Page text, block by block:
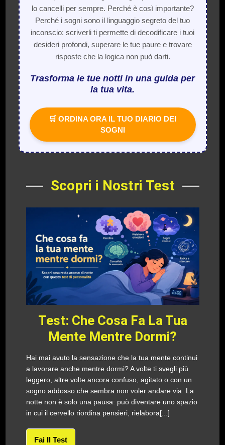
lo cancelli per sempre. Perché è così importante?
Perché i sogni sono il linguaggio segreto del tuo
inconscio: scriverli ti permette di decodificare i tuoi
desideri profondi, superare le tue paure e trovare
risposte che la logica non può darti.
Trasforma le tue notti in una guida per
la tua vita.
🛒 ORDINA ORA IL TUO DIARIO DEI
SOGNI
Scopri i Nostri Test
Test: Che Cosa Fa La Tua
Mente Mentre Dormi?
Hai mai avuto la sensazione che la tua mente continui
a lavorare anche mentre dormi? A volte ti svegli più
leggero, altre volte ancora confuso, agitato o con un
sogno addosso che sembra non voler andare via. La
notte non è solo una pausa: può diventare uno spazio
in cui il cervello riordina pensieri, rielabora[...]
Fai Il Test